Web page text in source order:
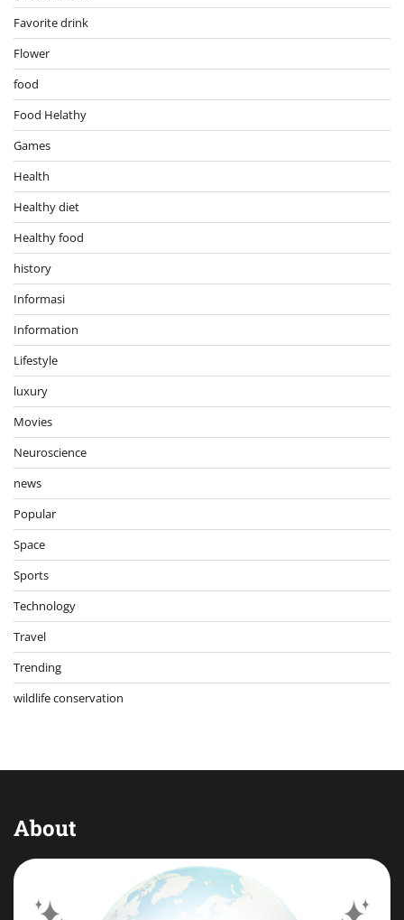
Favorite drink
Flower
food
Food Helathy
Games
Health
Healthy diet
Healthy food
history
Informasi
Information
Lifestyle
luxury
Movies
Neuroscience
news
Popular
Space
Sports
Technology
Travel
Trending
wildlife conservation
About